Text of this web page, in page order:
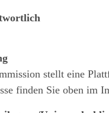
stellt eine
finden Sie oben im